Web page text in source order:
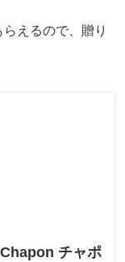
えるので、贈り
チャポ